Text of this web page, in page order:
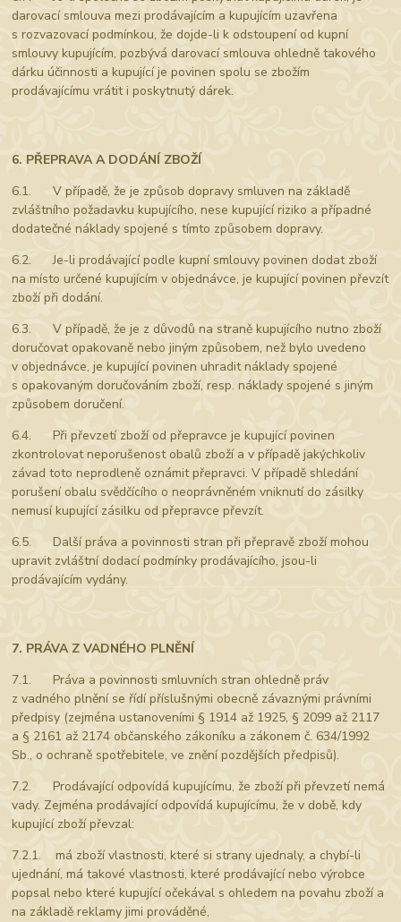
darovací smlouva mezi prodávajícím a kupujícím uzavřena
s rozvazovací podmínkou, že dojde-li k odstoupení od kupní
smlouvy kupujícím, pozbývá darovací smlouva ohledně takového
dárku účinnosti a kupující je povinen spolu se zbožím
prodávajícímu vrátit i poskytnutý dárek.
6. PŘEPRAVA A DODÁNÍ ZBOŽÍ
6.1. V případě, že je způsob dopravy smluven na základě
zvláštního požadavku kupujícího, nese kupující riziko a případné
dodatečné náklady spojené s tímto způsobem dopravy.
6.2. Je-li prodávající podle kupní smlouvy povinen dodat zboží
na místo určené kupujícím v objednávce, je kupující povinen převzít
zboží při dodání.
6.3. V případě, že je z důvodů na straně kupujícího nutno zboží
doručovat opakovaně nebo jiným způsobem, než bylo uvedeno
v objednávce, je kupující povinen uhradit náklady spojené
s opakovaným doručováním zboží, resp. náklady spojené s jiným
způsobem doručení.
6.4. Při převzetí zboží od přepravce je kupující povinen
zkontrolovat neporušenost obalů zboží a v případě jakýchkoliv
závad toto neprodleně oznámit přepravci. V případě shledání
porušení obalu svědčícího o neoprávněném vniknutí do zásilky
nemusí kupující zásilku od přepravce převzít.
6.5. Další práva a povinnosti stran při přepravě zboží mohou
upravit zvláštní dodací podmínky prodávajícího, jsou-li
prodávajícím vydány.
7. PRÁVA Z VADNÉHO PLNĚNÍ
7.1. Práva a povinnosti smluvních stran ohledně práv
z vadného plnění se řídí příslušnými obecně závaznými právními
předpisy (zejména ustanoveními § 1914 až 1925, § 2099 až 2117
a § 2161 až 2174 občanského zákoníku a zákonem č. 634/1992
Sb., o ochraně spotřebitele, ve znění pozdějších předpisů).
7.2. Prodávající odpovídá kupujícímu, že zboží při převzetí nemá
vady. Zejména prodávající odpovídá kupujícímu, že v době, kdy
kupující zboží převzal:
7.2.1. má zboží vlastnosti, které si strany ujednaly, a chybí-li
ujednání, má takové vlastnosti, které prodávající nebo výrobce
popsal nebo které kupující očekával s ohledem na povahu zboží a
na základě reklamy jimi prováděné,